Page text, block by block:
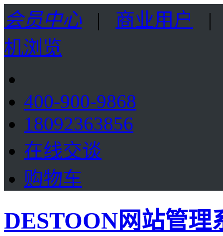
会员中心 | 商业用户
机浏览
400-900-9868
18092363856
在线交谈
购物车
DESTOON网站管理